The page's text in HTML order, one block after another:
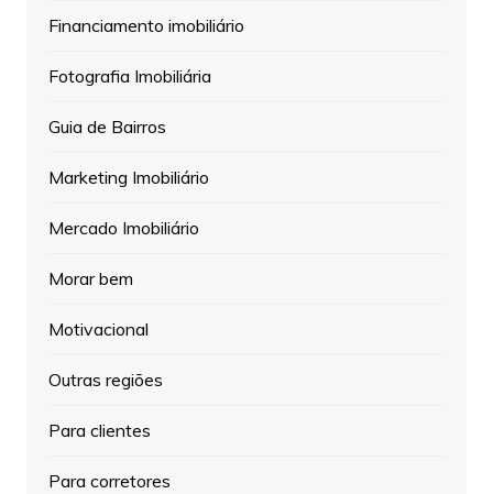
Financiamento imobiliário
Fotografia Imobiliária
Guia de Bairros
Marketing Imobiliário
Mercado Imobiliário
Morar bem
Motivacional
Outras regiões
Para clientes
Para corretores